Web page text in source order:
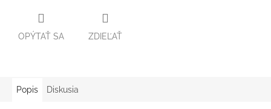
OPÝTAŤ SA ZDIEĽAŤ
Popis Diskusia